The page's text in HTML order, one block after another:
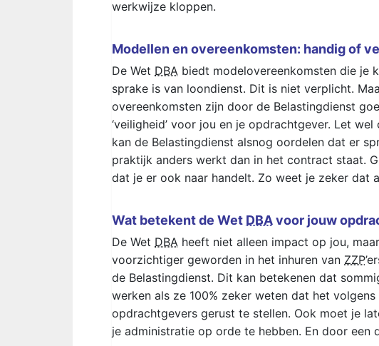
werkwijze kloppen.
Modellen en overeenkomsten: handig of
De Wet DBA biedt modelovereenkomsten die je
sprake is van loondienst. Dit is niet verplicht.
overeenkomsten zijn door de Belastingdienst
‘veiligheid’ voor jou en je opdrachtgever. Let
kan de Belastingdienst alsnog oordelen dat er
praktijk anders werkt dan in het contract staat.
dat je er ook naar handelt. Zo weet je zeker dat
Wat betekent de Wet DBAvoor jouw
De Wet DBA heeft niet alleen impact op jou,
voorzichtiger geworden in het inhuren van ZZP
de Belastingdienst. Dit kan betekenen dat
werken als ze 100% zeker weten dat het
opdrachtgevers gerust te stellen. Ook moet je
je administratie op orde te hebben. En door